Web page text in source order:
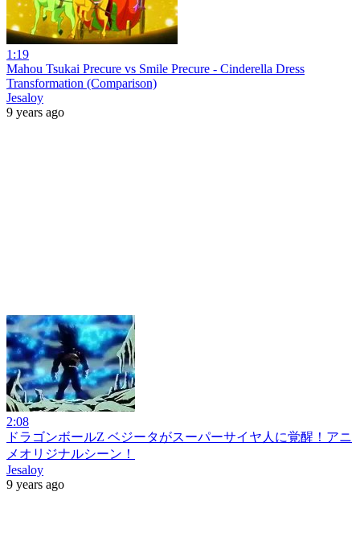
1:19
Mahou Tsukai Precure vs Smile Precure - Cinderella Dress
Transformation (Comparison)
Jesaloy
9 years ago
2:08
ドラゴンボールZ ベジータがスーパーサイヤ人に覚醒！アニ
メオリジナルシーン！
Jesaloy
9 years ago